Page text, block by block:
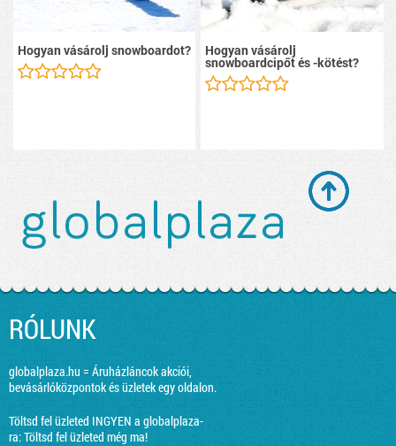
Hogyan vásárolj snowboardot? Hogyan vásárolj
snowboardcipőt és -kötést?
RÓLUNK
globalplaza.hu = Áruházláncok akciói,
bevásárlóközpontok és üzletek egy oldalon.
Töltsd fel üzleted INGYEN a globalplaza-
ra:Töltsd fel üzleted még ma!